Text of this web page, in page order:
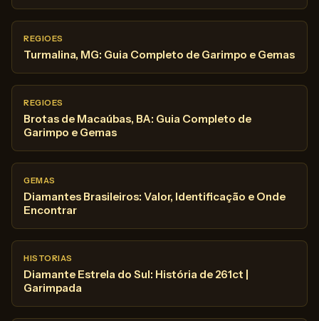
REGIOES
Turmalina, MG: Guia Completo de Garimpo e Gemas
REGIOES
Brotas de Macaúbas, BA: Guia Completo de
Garimpo e Gemas
GEMAS
Diamantes Brasileiros: Valor, Identificação e Onde
Encontrar
HISTORIAS
Diamante Estrela do Sul: História de 261ct |
Garimpada